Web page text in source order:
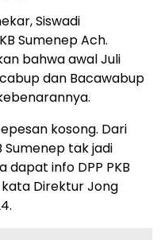
Siswadi
Sumenep Ach.
bahwa awal Juli
dan Bacawabup
kosong. Dari
Sumenep tak jadi
dapat info DPP PKB
Direktur Jong